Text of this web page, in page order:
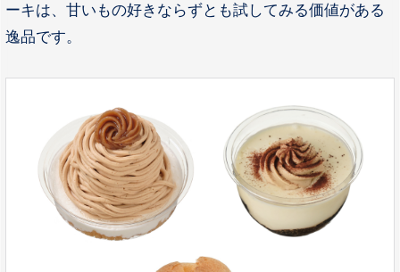
ーキは、甘いもの好きならずとも試してみる価値がある
逸品です。